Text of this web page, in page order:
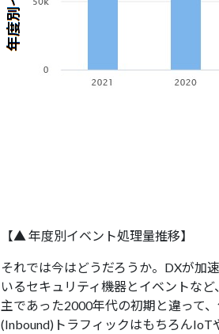
【▲ 年度別イベント処理量推移】
それでは今はどうだろうか。DXが加
いるセキュリティ機器とイベントな
主であった2000年代の初期と違って
(Inbound)トラフィックはもちろん